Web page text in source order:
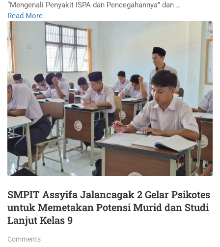
“Mengenali Penyakit ISPA dan Pencegahannya” dan …
Read More
SMPIT Assyifa Jalancagak 2 Gelar Psikotes
untuk Memetakan Potensi Murid dan Studi
Lanjut Kelas 9
Comments